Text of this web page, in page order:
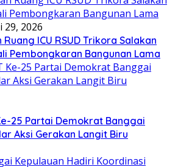
29, 2026
ICU RSUD Trikora Salakan
Pembongkaran Bangunan Lama
25 Partai Demokrat Banggai
Aksi Gerakan Langit Biru